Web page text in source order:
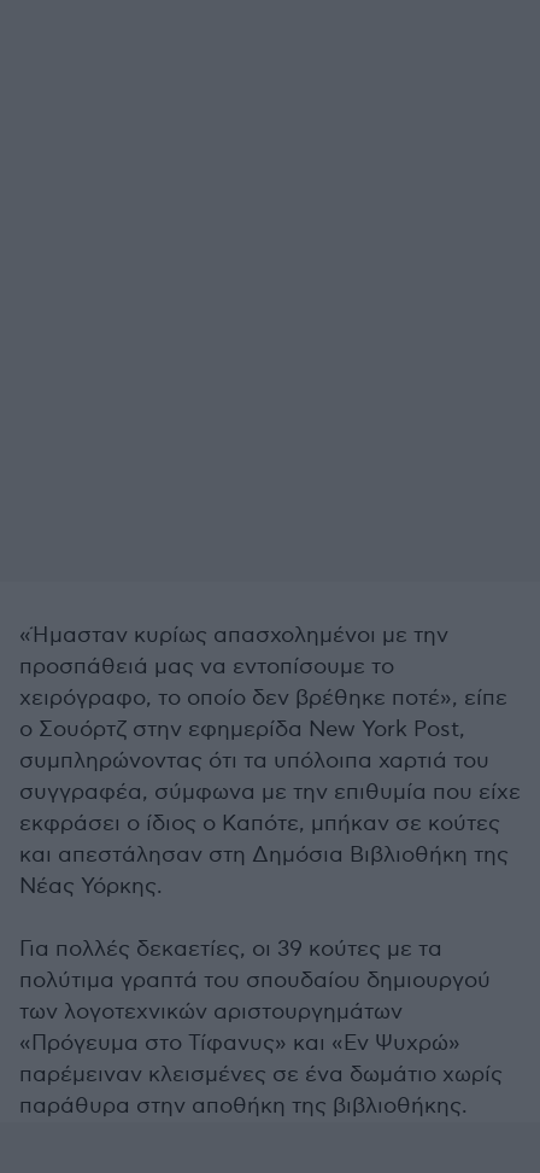
«Ήμασταν κυρίως απασχολημένοι με την
προσπάθειά μας να εντοπίσουμε το
χειρόγραφο, το οποίο δεν βρέθηκε ποτέ», είπε
ο Σουόρτζ στην εφημερίδα New York Post,
συμπληρώνοντας ότι τα υπόλοιπα χαρτιά του
συγγραφέα, σύμφωνα με την επιθυμία που είχε
εκφράσει ο ίδιος ο Καπότε, μπήκαν σε κούτες
και απεστάλησαν στη Δημόσια Βιβλιοθήκη της
Νέας Υόρκης.
Για πολλές δεκαετίες, οι 39 κούτες με τα
πολύτιμα γραπτά του σπουδαίου δημιουργού
των λογοτεχνικών αριστουργημάτων
«Πρόγευμα στο Τίφανυς» και «Εν Ψυχρώ»
παρέμειναν κλεισμένες σε ένα δωμάτιο χωρίς
παράθυρα στην αποθήκη της βιβλιοθήκης.